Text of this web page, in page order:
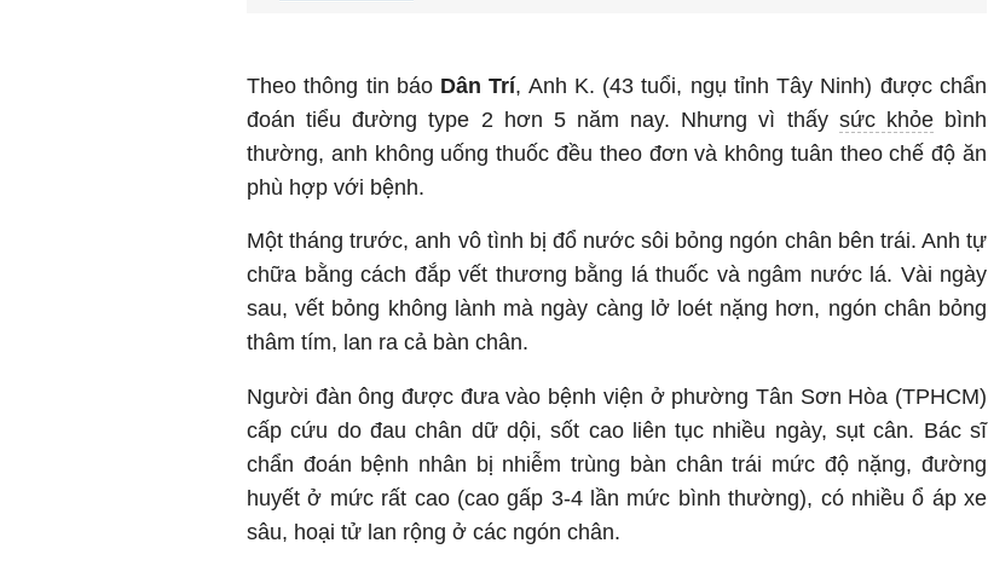
Theo thông tin báoDân Trí, Anh K. (43 tuổi, ngụ tỉnh Tây Ninh) được chẩn
đoán tiểu đường type 2 hơn 5 năm nay. Nhưng vì thấy sức khỏebình
thường, anh không uống thuốc đều theo đơn và không tuân theo chế độ ăn
phù hợp với bệnh.
Một tháng trước, anh vô tình bị đổ nước sôi bỏng ngón chân bên trái. Anh tự
chữa bằng cách đắp vết thương bằng lá thuốc và ngâm nước lá. Vài ngày
sau, vết bỏng không lành mà ngày càng lở loét nặng hơn, ngón chân bỏng
thâm tím, lan ra cả bàn chân.
Người đàn ông được đưa vào bệnh viện ở phường Tân Sơn Hòa (TPHCM)
cấp cứu do đau chân dữ dội, sốt cao liên tục nhiều ngày, sụt cân. Bác sĩ
chẩn đoán bệnh nhân bị nhiễm trùng bàn chân trái mức độ nặng, đường
huyết ở mức rất cao (cao gấp 3-4 lần mức bình thường), có nhiều ổ áp xe
sâu, hoại tử lan rộng ở các ngón chân.